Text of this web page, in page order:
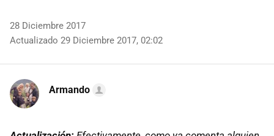
28 Diciembre 2017
Actualizado 29 Diciembre 2017, 02:02
Armando